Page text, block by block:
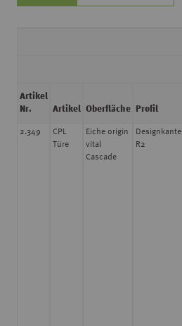
2.349
CPL
Türe
Eiche origin
vital
Cascade
Designkante
R2
Artikel
Nr.
Artikel Oberfläche Profil